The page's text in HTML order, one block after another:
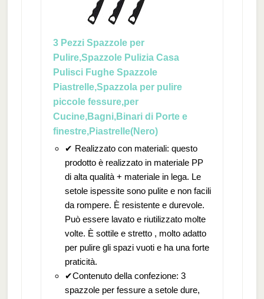
3 Pezzi Spazzole per
Pulire,Spazzole Pulizia Casa
Pulisci Fughe Spazzole
Piastrelle,Spazzola per pulire
piccole fessure,per
Cucine,Bagni,Binari di Porte e
finestre,Piastrelle(Nero)
✔ Realizzato con materiali: questo
prodotto è realizzato in materiale PP
di alta qualità + materiale in lega. Le
setole ispessite sono pulite e non facili
da rompere. È resistente e durevole.
Può essere lavato e riutilizzato molte
volte. È sottile e stretto , molto adatto
per pulire gli spazi vuoti e ha una forte
praticità.
✔Contenuto della confezione: 3
spazzole per fessure a setole dure,